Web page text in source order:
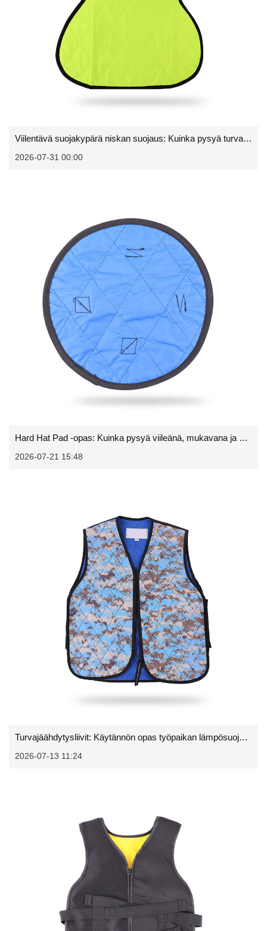
Viilentävä suojakypärä niskan suojaus: Kuinka pysyä turvallisena ja mukavana kuumissa työkohteissa
2026-07-31 00:00
Hard Hat Pad -opas: Kuinka pysyä viileänä, mukavana ja hikittömänä työssä
2026-07-21 15:48
Turvajäähdytysliivit: Käytännön opas työpaikan lämpösuojaukseen
2026-07-13 11:24